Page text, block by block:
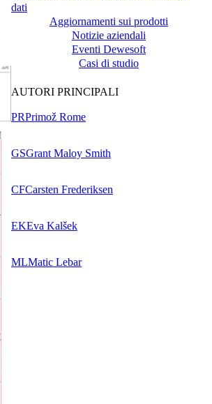
dati
Aggiornamenti sui prodotti
Notizie aziendali
Eventi Dewesoft
Casi di studio
AUTORI PRINCIPALI
PRPrimož Rome
GSGrant Maloy Smith
CFCarsten Frederiksen
EKEva Kalšek
MLMatic Lebar